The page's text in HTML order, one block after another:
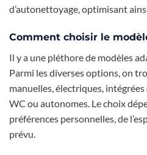
d’autonettoyage, optimisant
Comment choisir le
Il y a une pléthore de modèles
Parmi les diverses options, on
manuelles, électriques,
WC ou autonomes. Le choix
préférences personnelles, de
prévu.